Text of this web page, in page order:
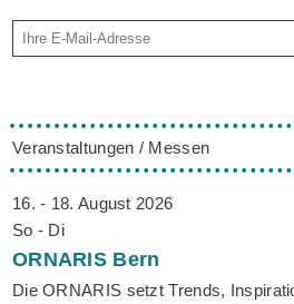
Veranstaltungen / Messen
16. - 18. August 2026
So - Di
ORNARIS Bern
Die ORNARIS setzt Trends,